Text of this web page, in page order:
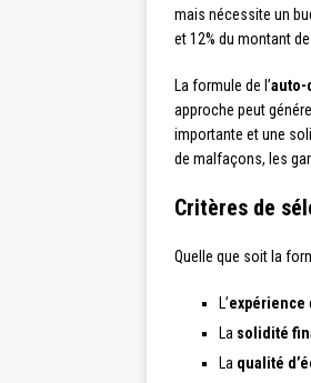
mais nécessite un
et 12% du montant
La formule de l’auto-
approche peut
importante et une
de malfaçons, les
Critères de
Quelle que soit la
L’expérience
La solidité
La qualité